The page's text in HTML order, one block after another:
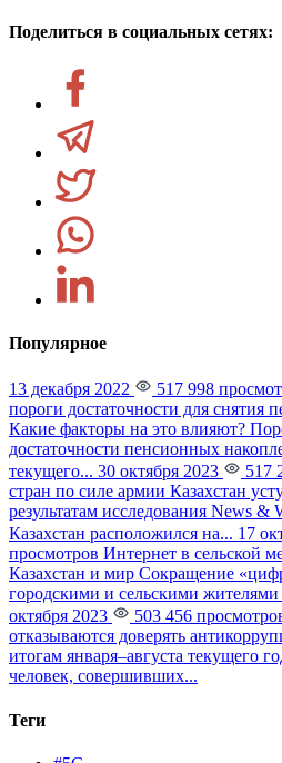
Поделиться в социальных сетях:
Популярное
13 декабря 2022 517 998
пороги достаточности для снятия
Какие факторы на это влияют?
достаточности пенсионных
текущего... 30 октября 2023 517
стран по силе армии Казахстан
результатам исследования News
Казахстан расположился на... 17
просмотров Интернет в сельской
Казахстан и мир Сокращение
городскими и сельскими
октября 2023
503 456
отказываются доверять
итогам января–августа текущего
человек, совершивших...
Теги